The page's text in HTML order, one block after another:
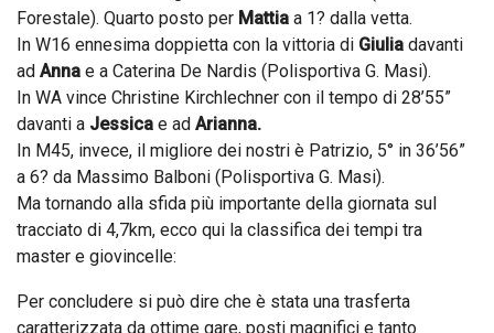
Forestale). Quarto posto per Mattia a 1? dalla vetta.
In W16 ennesima doppietta con la vittoria di Giulia davanti
ad Anna e a Caterina De Nardis (Polisportiva G. Masi).
In WA vince Christine Kirchlechner con il tempo di 28’55”
davanti a Jessica e ad Arianna.
In M45, invece, il migliore dei nostri è Patrizio, 5° in 36’56”
a 6? da Massimo Balboni (Polisportiva G. Masi).
Ma tornando alla sfida più importante della giornata sul
tracciato di 4,7km, ecco qui la classifica dei tempi tra
master e giovincelle:
Per concludere si può dire che è stata una trasferta
caratterizzata da ottime gare, posti magnifici e tanto